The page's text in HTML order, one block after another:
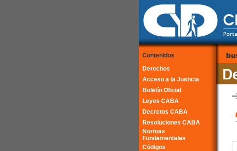
Contenidos
Derechos
Acceso a la Justicia
Boletín Oficial
Leyes CABA
Decretos CABA
Resoluciones CABA
Normas
Fundamentales
Códigos